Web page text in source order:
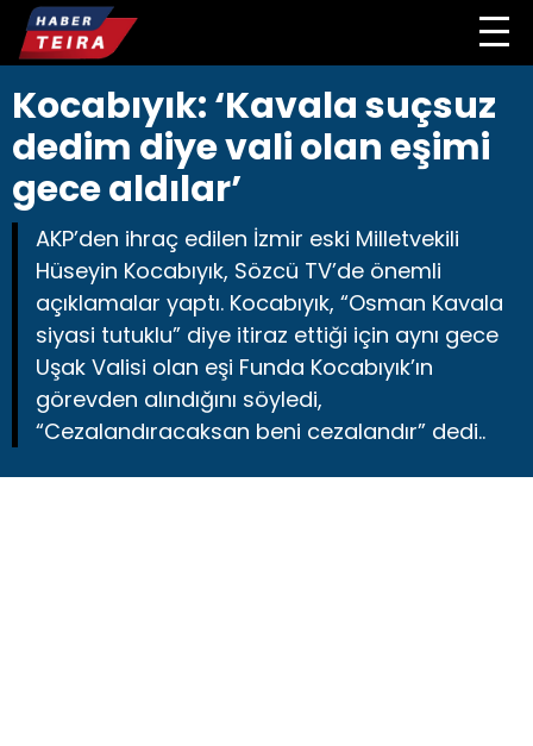
Kocabıyık: ‘Kavala suçsuz
dedim diye vali olan eşimi
gece aldılar’
AKP’den ihraç edilen İzmir eski Milletvekili
Hüseyin Kocabıyık, Sözcü TV’de önemli
açıklamalar yaptı. Kocabıyık, “Osman Kavala
siyasi tutuklu” diye itiraz ettiği için aynı gece
Uşak Valisi olan eşi Funda Kocabıyık’ın
görevden alındığını söyledi,
“Cezalandıracaksan beni cezalandır” dedi..